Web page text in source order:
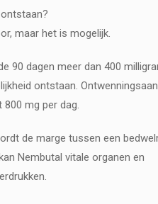
maar het is mogelijk.
90 dagen meer dan 400
ontstaan.
mg per dag.
de marge tussen een
Nembutal vitale organen en